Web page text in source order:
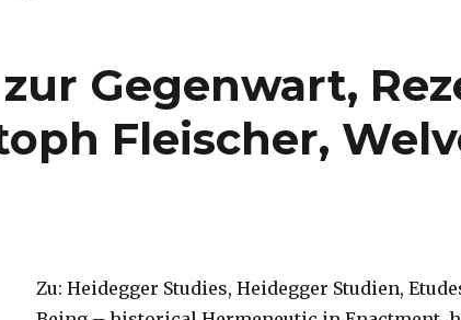
Gegenwart,
Fleischer,
Zu: Heidegger Studies, Heidegger Studien,